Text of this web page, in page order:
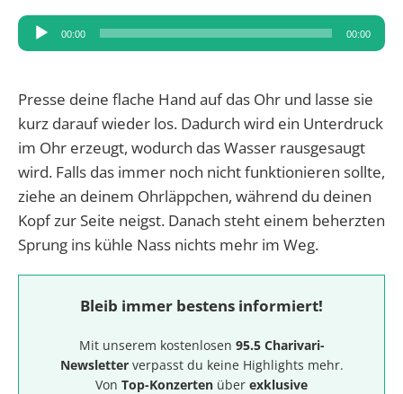
Audio-
Player
00:00 00:00
Presse deine flache Hand auf das Ohr und lasse sie
kurz darauf wieder los. Dadurch wird ein Unterdruck
im Ohr erzeugt, wodurch das Wasser rausgesaugt
wird. Falls das immer noch nicht funktionieren sollte,
ziehe an deinem Ohrläppchen, während du deinen
Kopf zur Seite neigst. Danach steht einem beherzten
Sprung ins kühle Nass nichts mehr im Weg.
Bleib immer bestens informiert!
Mit unserem kostenlosen 95.5 Charivari-
Newsletterverpasst du keine Highlights mehr.
Von Top-Konzerten über exklusive